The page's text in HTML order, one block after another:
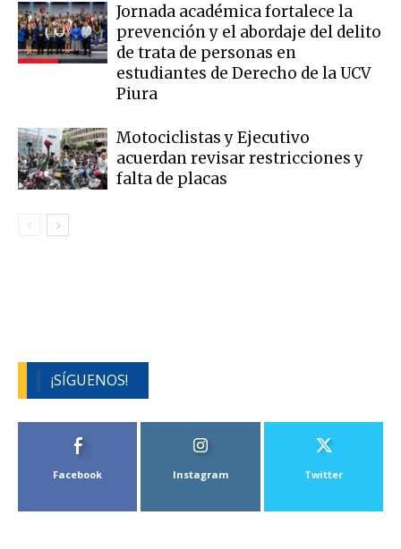
Jornada académica fortalece la
prevención y el abordaje del delito
de trata de personas en
estudiantes de Derecho de la UCV
Piura
Motociclistas y Ejecutivo
acuerdan revisar restricciones y
falta de placas
¡SÍGUENOS!